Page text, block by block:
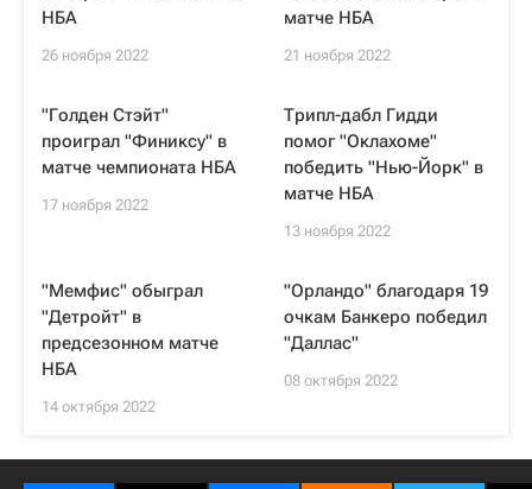
НБА
26 ноября 2022
матче НБА
21 ноября 2022
"Голден Стэйт"
проиграл "Финиксу" в
матче чемпионата НБА
17 ноября 2022
Трипл-дабл Гидди
помог "Оклахоме"
победить "Нью-Йорк" в
матче НБА
13 ноября 2022
"Мемфис" обыграл
"Детройт" в
предсезонном матче
НБА
14 октября 2022
"Орландо" благодаря 19
очкам Банкеро победил
"Даллас"
08 октября 2022